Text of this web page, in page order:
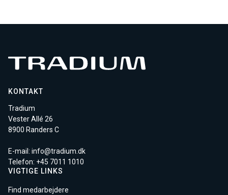
KONTAKT
Tradium
Vester Allé 26
8900 Randers C
E-mail: info@tradium.dk
Telefon: +45 7011 1010
VIGTIGE LINKS
Find medarbejdere